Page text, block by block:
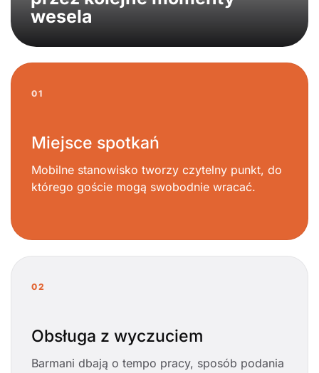
wesela
01
Miejsce spotkań
Mobilne stanowisko tworzy czytelny punkt, do
którego goście mogą swobodnie wracać.
02
Obsługa z wyczuciem
Barmani dbają o tempo pracy, sposób podania